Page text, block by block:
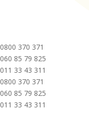
0800 370 371
060 85 79 825
011 33 43 311
0800 370 371
060 85 79 825
011 33 43 311